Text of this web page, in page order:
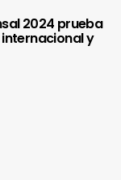
2024 prueba
y